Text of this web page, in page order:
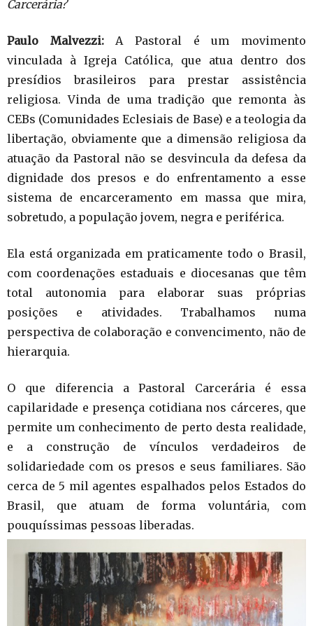
Carcerária?
Paulo Malvezzi:A Pastoral é um movimento
vinculada à Igreja Católica, que atua dentro dos
presídios brasileiros para prestar assistência
religiosa. Vinda de uma tradição que remonta às
CEBs (Comunidades Eclesiais de Base) e a teologia da
libertação, obviamente que a dimensão religiosa da
atuação da Pastoral não se desvincula da defesa da
dignidade dos presos e do enfrentamento a esse
sistema de encarceramento em massa que mira,
sobretudo, a população jovem, negra e periférica.
Ela está organizada em praticamente todo o Brasil,
com coordenações estaduais e diocesanas que têm
total autonomia para elaborar suas próprias
posições e atividades. Trabalhamos numa
perspectiva de colaboração e convencimento, não de
hierarquia.
O que diferencia a Pastoral Carcerária é essa
capilaridade e presença cotidiana nos cárceres, que
permite um conhecimento de perto desta realidade,
e a construção de vínculos verdadeiros de
solidariedade com os presos e seus familiares. São
cerca de 5 mil agentes espalhados pelos Estados do
Brasil, que atuam de forma voluntária, com
pouquíssimas pessoas liberadas.